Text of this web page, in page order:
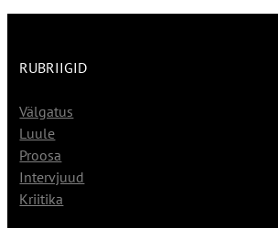
RUBRIIGID
Välgatus
Luule
Proosa
Intervjuud
Kriitika